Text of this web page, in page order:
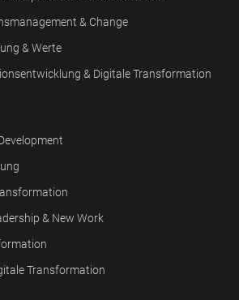
& Change
& Werte
& Digitale Transformation
& New Work
Transformation